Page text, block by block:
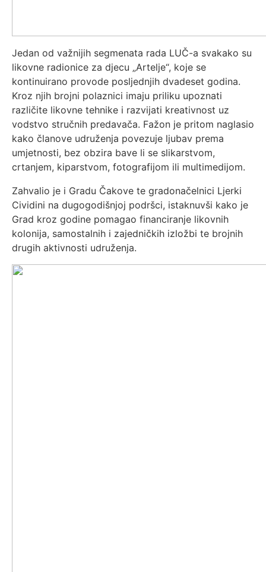
Jedan od važnijih segmenata rada LUČ-a svakako su
likovne radionice za djecu „Artelje“, koje se
kontinuirano provode posljednjih dvadeset godina.
Kroz njih brojni polaznici imaju priliku upoznati
različite likovne tehnike i razvijati kreativnost uz
vodstvo stručnih predavača. Fažon je pritom naglasio
kako članove udruženja povezuje ljubav prema
umjetnosti, bez obzira bave li se slikarstvom,
crtanjem, kiparstvom, fotografijom ili multimedijom.
Zahvalio je i Gradu Čakove te gradonačelnici Ljerki
Cividini na dugogodišnjoj podršci, istaknuvši kako je
Grad kroz godine pomagao financiranje likovnih
kolonija, samostalnih i zajedničkih izložbi te brojnih
drugih aktivnosti udruženja.